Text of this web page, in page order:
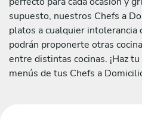
supuesto, nuestros Chefs a
platos a cualquier intolerancia
podrán proponerte otras
entre distintas cocinas. ¡Haz
menús de tus Chefs a